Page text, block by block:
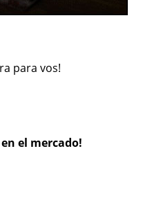
para vos!
el mercado!